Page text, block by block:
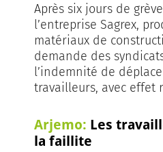
Après six jours de
l’entreprise Sagrex,
matériaux de
demande des
l’indemnité de
travailleurs, avec effet
Arjemo: Les
la faillite